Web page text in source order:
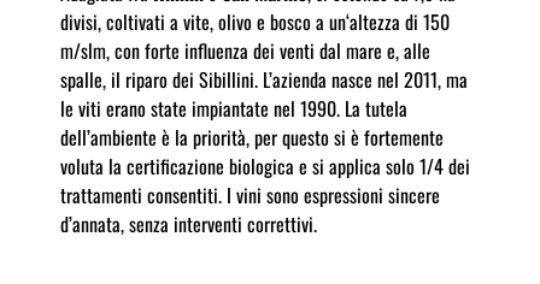
divisi, coltivati a vite, olivo e bosco a un‘altezza di 150
m/slm, con forte influenza dei venti dal mare e, alle
spalle, il riparo dei Sibillini. L’azienda nasce nel 2011, ma
le viti erano state impiantate nel 1990. La tutela
dell’ambiente è la priorità, per questo si è fortemente
voluta la certificazione biologica e si applica solo 1/4 dei
trattamenti consentiti. I vini sono espressioni sincere
d’annata, senza interventi correttivi.